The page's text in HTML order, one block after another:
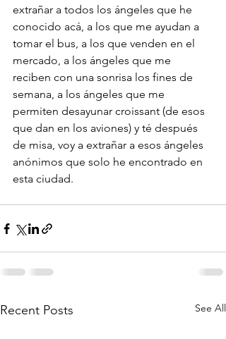
extrañar a todos los ángeles que he
conocido acá, a los que me ayudan a
tomar el bus, a los que venden en el
mercado, a los ángeles que me
reciben con una sonrisa los fines de
semana, a los ángeles que me
permiten desayunar croissant (de esos
que dan en los aviones) y té después
de misa, voy a extrañar a esos ángeles
anónimos que solo he encontrado en
esta ciudad.
Recent Posts See All